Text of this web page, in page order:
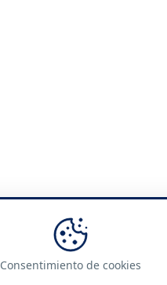
Consentimiento de cookies